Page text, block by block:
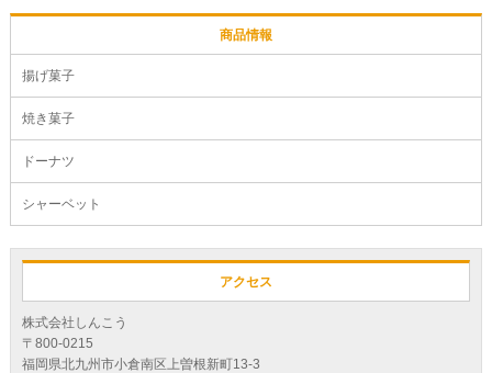
商品情報
揚げ菓子
焼き菓子
ドーナツ
シャーベット
アクセス
株式会社しんこう
〒800-0215
福岡県北九州市小倉南区上曽根新町13-3